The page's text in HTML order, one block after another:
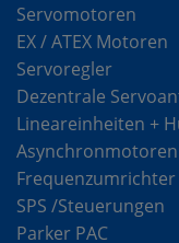
Servomotoren
EX / ATEX Motoren
Servoregler
Dezentrale
Lineareinheiten +
Asynchronmotoren
Frequenzumrichter
SPS /Steuerungen
Parker PAC